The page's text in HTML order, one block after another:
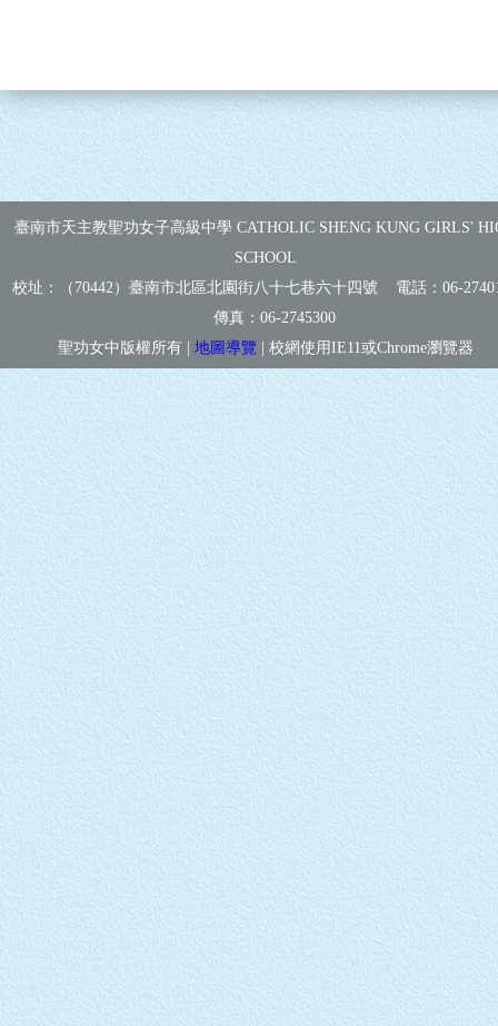
臺南市天主教聖功女子高級中學 CATHOLIC SHENG KUNG GIRLS'
SCHOOL
校址：（70442）臺南市北區北園街八十七巷六十四號 電話：06-
傳真： 06-2745300
聖功女中版權所有 | 地圖導覽 | 校網使用IE11或Chrome瀏覽器